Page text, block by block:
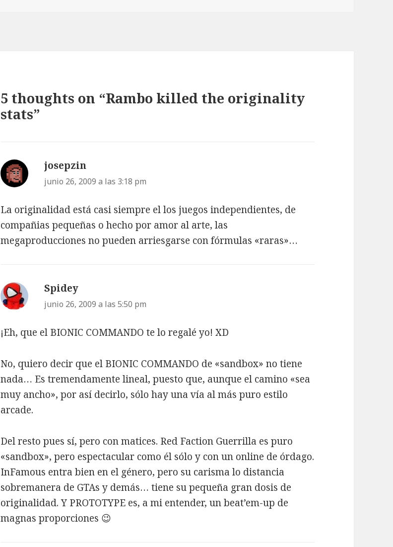
5 thoughts on “Rambo killed the originality
stats”
josepzin
junio 26, 2009 a las 3:18 pm
La originalidad está casi siempre el los juegos independientes, de
compañias pequeñas o hecho por amor al arte, las
megaproducciones no pueden arriesgarse con fórmulas «raras»…
Spidey
junio 26, 2009 a las 5:50 pm
¡Eh, que el BIONIC COMMANDO te lo regalé yo! XD
No, quiero decir que el BIONIC COMMANDO de «sandbox» no tiene
nada… Es tremendamente lineal, puesto que, aunque el camino «sea
muy ancho», por así decirlo, sólo hay una vía al más puro estilo
arcade.
Del resto pues sí, pero con matices. Red Faction Guerrilla es puro
«sandbox», pero espectacular como él sólo y con un online de órdago.
InFamous entra bien en el género, pero su carisma lo distancia
sobremanera de GTAs y demás… tiene su pequeña gran dosis de
originalidad. Y PROTOTYPE es, a mi entender, un beat’em-up de
magnas proporciones 😉